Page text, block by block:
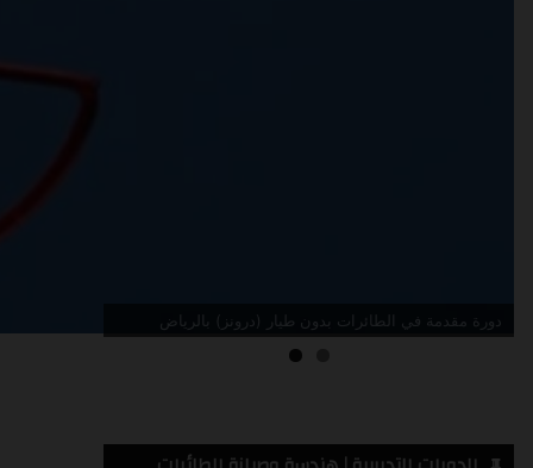
دورة مقدمة في الطائرات بدون طيار (درونز) جدة